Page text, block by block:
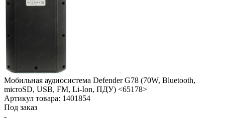
Мобильная аудиосистема Defender G78 (70W, Bluetooth,
microSD, USB, FM, Li-Ion, ПДУ) <65178>
Артикул товара: 1401854
Под заказ
-